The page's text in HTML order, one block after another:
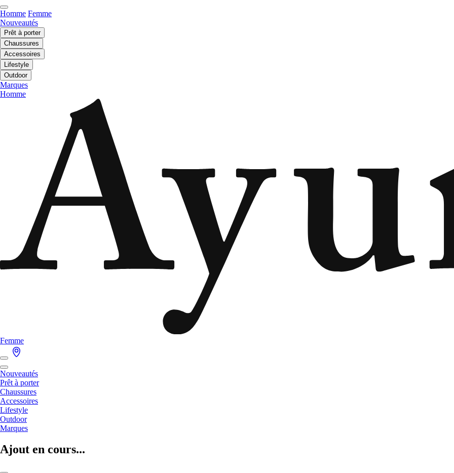
Homme Femme
Nouveautés
Prêt à porter
Chaussures
Accessoires
Lifestyle
Outdoor
Marques
Homme
Femme
Nouveautés
Prêt à porter
Chaussures
Accessoires
Lifestyle
Outdoor
Marques
Ajout en cours...